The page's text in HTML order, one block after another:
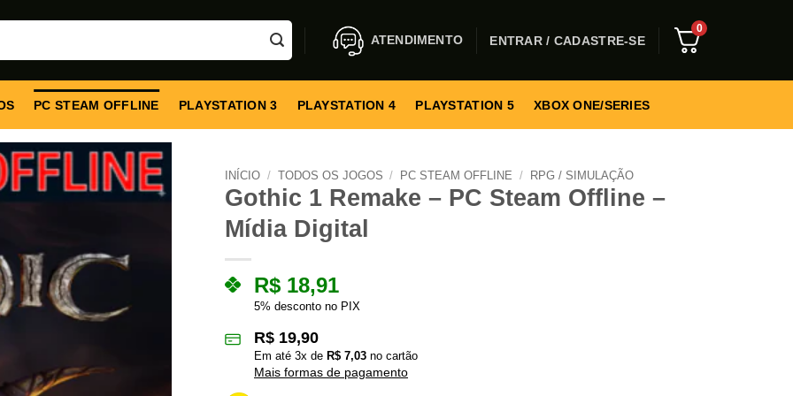
ATENDIMENTO ENTRAR / CADASTRE-SE
0
PC STEAM OFFLINE PLAYSTATION 3 PLAYSTATION 4 PLAYSTATION 5 XBOX ONE/SERIES
INÍCIO / TODOS OS JOGOS / PC STEAM OFFLINE / RPG / SIMULAÇÃO
Gothic 1 Remake – PC Steam Offline –
Mídia Digital
R$ 18,91
5% desconto no PIX
R$ 19,90
Em até 3x de R$ 7,03 no cartão
Mais formas de pagamento